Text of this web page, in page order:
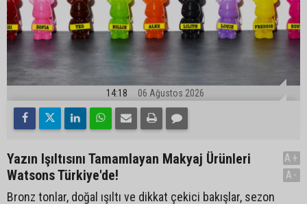
14:18 06 Ağustos 2026
Yazın Işıltısını Tamamlayan Makyaj Ürünleri
Watsons Türkiye'de!
Bronz tonlar, doğal ışıltı ve dikkat çekici bakışlar, sezon
A+
A-